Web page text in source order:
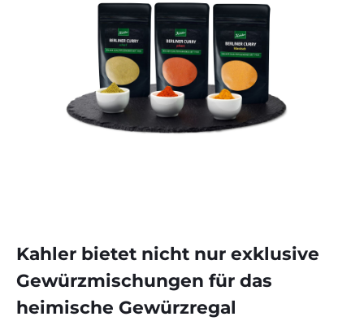
Kahler bietet nicht nur exklusive
Gewürzmischungen für das
heimische Gewürzregal